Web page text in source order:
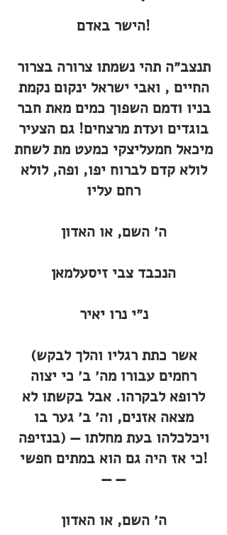
הישר באדם!
תנצב״ה תהי נשמתו צרורה בצרור
החיים , ואבי ישראל ינקום נקמת
בניו ודמם השפוך כמים מאת חבר
בוגדים ועדת מרצחים! גם הצעיר
מיכאל חמעליצקי כמעט מת לשחת
לולא קדם לברוח יפו, ופה, לולא
רחם עליו
ה׳ השם, או האדון
הנכבד צבי זיסעלמאן
נ״י נרו יאיר
(אשר כתת רגליו והלך לבקש
רחמים עבורו מה׳ ב׳ כי יצוה
לרופא לבקרהו. אבל בקשתו לא
מצאה אזנים, וה׳ ב׳ גער בו
בנזיפה) ויכלכלהו בעת מחלתו —
כי אז היה גם הוא במתים חפשי!
— —
ה׳ השם, או האדון